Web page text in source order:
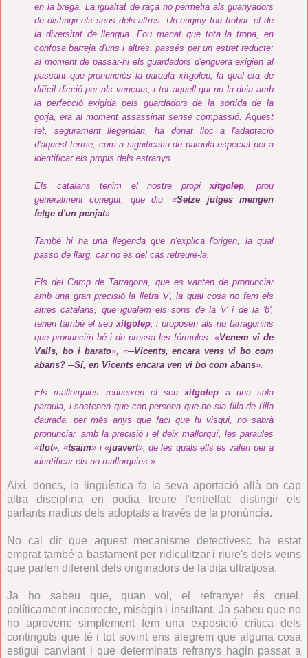
en la brega. La igualtat de raça no permetia als guanyadors
de distingir els seus dels altres. Un enginy fou trobat: el de
la diversitat de llengua. Fou manat que tota la tropa, en
confosa barreja d'uns i altres, passés per un estret reducte;
al moment de passar-hi els guardadors d'enguera exigien al
passant que pronunciés la paraula xítgolep, la qual era de
difícil dicció per als vençuts, i tot aquell qui no la deia amb
la perfecció exigida pels guardadors de la sortida de la
gorja, era al moment assassinat sense compassió. Aquest
fet, segurament llegendari, ha donat lloc a l'adaptació
d'aquest terme, com a significatiu de paraula especial per a
identificar els propis dels estranys.
Els catalans tenim el nostre propixítgolep , prou
generalment conegut, que diu: «Setze jutges mengen
fetge d'un penjat».
També hi ha una llegenda que n'explica l'origen, la qual
passo de llarg, car no és del cas retreure-la.
Els del Camp de Tarragona, que es vanten de pronunciar
amb una gran precisió la lletra 'v', la qual cosa no fem els
altres catalans, que igualem els sons de la 'v' i de la 'b',
tenen també el seu xítgolep, i proposen als no tarragonins
que pronunciïn bé i de pressa les fórmules: «Venem vi de
Valls, bo i barato», «─Vicents, encara vens vi bo com
abans? ─Sí, en Vicents encara ven vi bo com abans».
Els mallorquins redueixen el seuxítgolep a una sola
paraula, i sostenen que cap persona que no sia filla de l'illa
daurada, per més anys que faci que hi visqui, no sabrà
pronunciar, amb la precisió i el deix mallorquí, les paraules
«tlot», «tsaim» i «juavert», de les quals ells es valen per a
identificar els no mallorquins.»
Així, doncs, la lingüística fa la seva aportació allà on cap
altra disciplina en podia treure l'entrellat: distingir els
parlants nadius dels adoptats a través de la pronúncia.
No cal dir que aquest mecanisme detectivesc ha estat
emprat també a bastament per ridiculitzar i riure's dels veïns
que parlen diferent dels originadors de la dita ultratjosa.
Ja ho sabeu que, quan vol, el refranyer és cruel,
políticament incorrecte, misògin i insultant. Ja sabeu que no
ho aprovem: simplement fem una exposició crítica dels
continguts que té i tot sovint ens alegrem que alguna cosa
estigui canviant i que determinats refranys hagin passat a